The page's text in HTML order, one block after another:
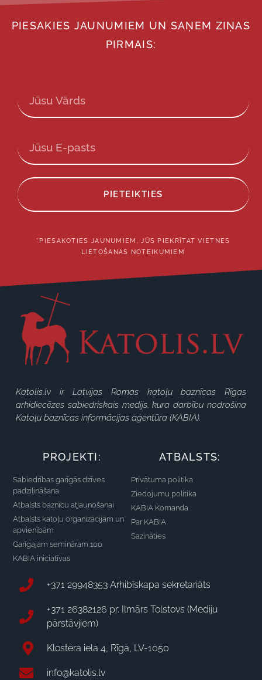
PIESAKIES JAUNUMIEM UN SAŅEM ZIŅAS
PIRMAIS:
PIETEIKTIES
*PIESAKOTIES JAUNUMIEM, JŪS PIEKRĪTAT VIETNES
LIETOŠANAS NOTEIKUMIEM
Katolis.lv ir Latvijas Romas katoļu baznīcas Rīgas
arhidiecēzes sabiedriskais medijs, kura darbību nodrošina
Katoļu baznīcas informācijas aģentūra (KABIA).
PROJEKTI:
Sabiedrības garīgās dzīves
padziļināšana
Atbalsts baznīcu atjaunošanai
Atbalsts katoļu organizācijām un
apvienībām
Garīgajam semināram 100
KABIA iniciatīvas
ATBALSTS:
Privātuma politika
Ziedojumu politika
KABIA Komanda
Par KABIA
Sazināties
+371 29948353 Arhibīskapa sekretariāts
+371 26382126 pr. Ilmārs Tolstovs (Mediju
pārstāvjiem)
Klostera iela 4, Rīga, LV-1050
info@katolis.lv